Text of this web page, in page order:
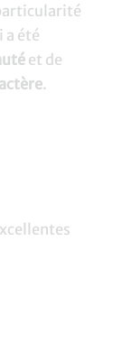
a été
et de
.